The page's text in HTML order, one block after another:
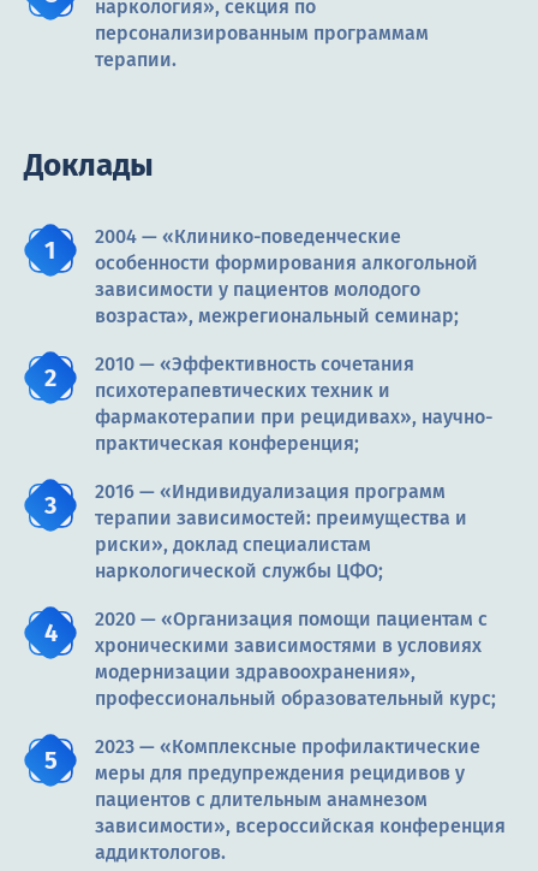
наркология», секция по
персонализированным программам
терапии.
Доклады
2004 — «Клинико-поведенческие
особенности формирования алкогольной
зависимости у пациентов молодого
возраста», межрегиональный семинар;
2010 — «Эффективность сочетания
психотерапевтических техник и
фармакотерапии при рецидивах», научно-
практическая конференция;
2016 — «Индивидуализация программ
терапии зависимостей: преимущества и
риски», доклад специалистам
наркологической службы ЦФО;
2020 — «Организация помощи пациентам с
хроническими зависимостями в условиях
модернизации здравоохранения»,
профессиональный образовательный курс;
2023 — «Комплексные профилактические
меры для предупреждения рецидивов у
пациентов с длительным анамнезом
зависимости», всероссийская конференция
аддиктологов.